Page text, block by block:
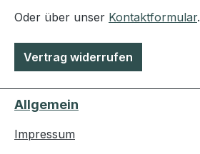
Oder über unser Kontaktformular.
Vertrag widerrufen
Allgemein
Impressum